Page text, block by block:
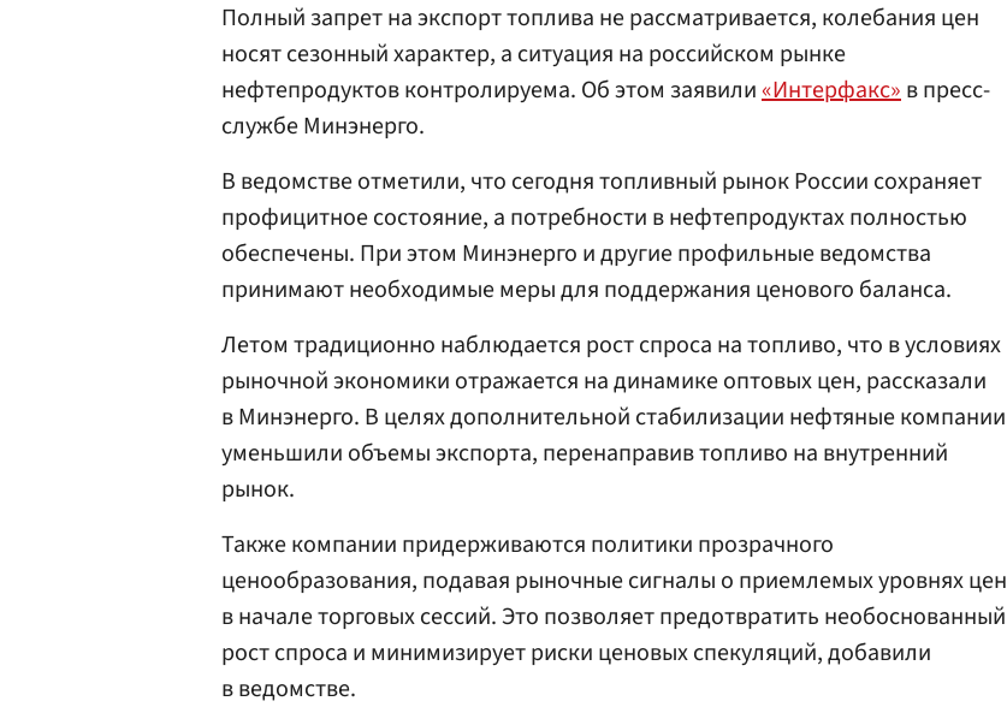
Полный запрет на экспорт топлива не рассматривается, колебания цен
носят сезонный характер, а ситуация на российском рынке
нефтепродуктов контролируема. Об этом заявили«Интерфакс»в пресс-
службе Минэнерго.
В ведомстве отметили, что сегодня топливный рынок России сохраняет
профицитное состояние, а потребности в нефтепродуктах полностью
обеспечены. При этом Минэнерго и другие профильные ведомства
принимают необходимые меры для поддержания ценового баланса.
Летом традиционно наблюдается рост спроса на топливо, что в условиях
рыночной экономики отражается на динамике оптовых цен, рассказали
в Минэнерго. В целях дополнительной стабилизации нефтяные компании
уменьшили объемы экспорта, перенаправив топливо на внутренний
рынок.
Также компании придерживаются политики прозрачного
ценообразования, подавая рыночные сигналы о приемлемых уровнях цен
в начале торговых сессий. Это позволяет предотвратить необоснованный
рост спроса и минимизирует риски ценовых спекуляций, добавили
в ведомстве.